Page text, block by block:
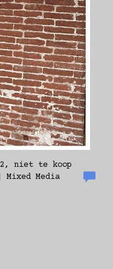
niet te koop
Media